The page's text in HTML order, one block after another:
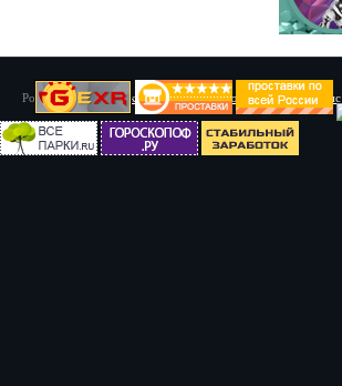
Powered byУстановка системы ABS, Тюнинг/Мото сервис